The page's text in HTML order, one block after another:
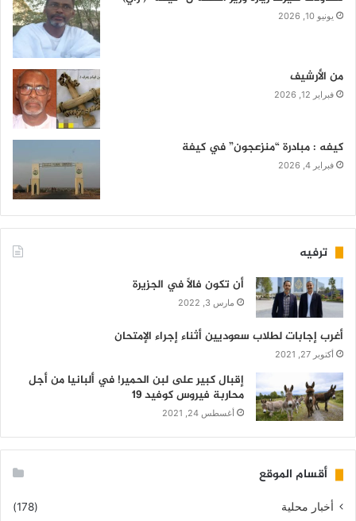
يونيو 10, 2026
من الأرشيف
فبراير 12, 2026
كيفه : مبادرة “منزعجون” في كيفة
فبراير 4, 2026
ترفيه
أن تكون فالاً في الجزيرة
مارس 3, 2022
أغرب إجابات لطلاب سعوديين أثناء إجراء الإمتحان
أكتوبر 27, 2021
إقبال كبير على لبن الحمير! في ألبانيا من أجل
محاربة فيروس كوفيد 19
أغسطس 24, 2021
أقسام الموقع
أخبار محلية
(178)